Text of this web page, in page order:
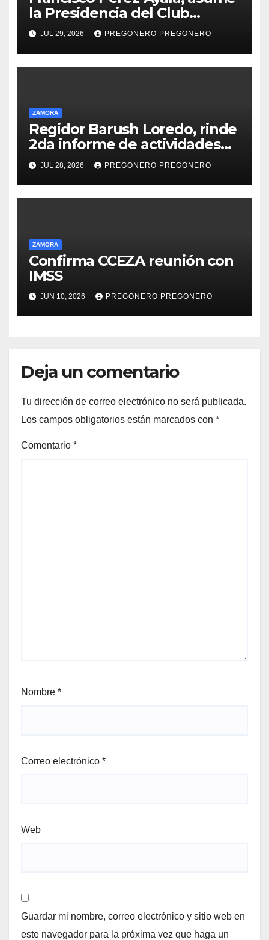
la Presidencia del Club
Rotario Zamora Industrial,
para el periodo 2026–2027
JUL 29, 2026 PREGONERO PREGONERO
ZAMORA
Regidor Barush Loredo, rinde
2da informe de actividades…
JUL 28, 2026 PREGONERO PREGONERO
ZAMORA
Confirma CCEZA reunión con
IMSS
JUN 10, 2026 PREGONERO PREGONERO
Deja un comentario
Tu dirección de correo electrónico no será publicada.
Los campos obligatorios están marcados con *
Comentario *
Nombre *
Correo electrónico *
Web
Guardar mi nombre, correo electrónico y sitio web en
este navegador para la próxima vez que haga un